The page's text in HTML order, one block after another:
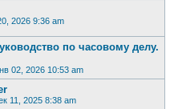
2026 9:36 am
по часовому делу.
02, 2026 10:53 am
11, 2025 8:38 am